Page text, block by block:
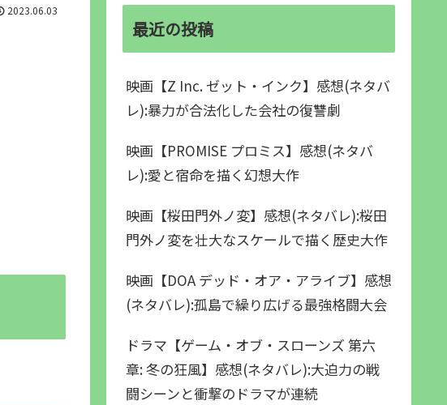
2023.06.03
最近の投稿
映画【Z Inc. ゼット・インク】感想(ネタバ
レ):暴力が合法化した会社の復讐劇
映画【PROMISE プロミス】感想(ネタバ
レ):愛と宿命を描く幻想大作
映画【桜田門外ノ変】感想(ネタバレ):桜田
門外ノ変を壮大なスケールで描く歴史大作
映画【DOA デッド・オア・アライブ】感想
(ネタバレ):孤島で繰り広げる最強格闘大会
ドラマ【ゲーム・オブ・スローンズ 第六
章: 冬の狂風】感想(ネタバレ):大迫力の戦
闘シーンと衝撃のドラマが連続